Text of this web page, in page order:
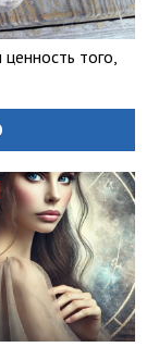
того,